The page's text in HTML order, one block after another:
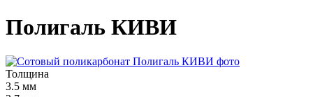
Полигаль КИВИ
Толщина
3.5 мм